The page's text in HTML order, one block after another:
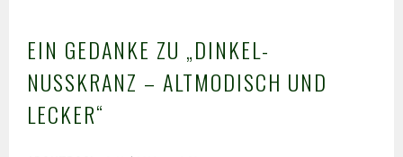
EIN GEDANKE ZU „DINKEL-
NUSSKRANZ – ALTMODISCH UND
LECKER“